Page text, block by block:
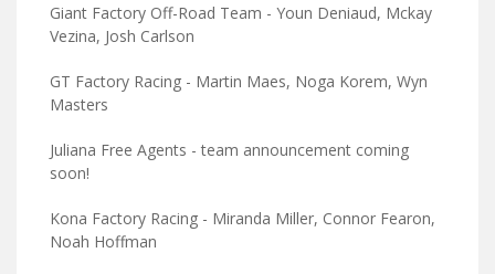
Giant Factory Off-Road Team - Youn Deniaud, Mckay
Vezina, Josh Carlson
GT Factory Racing - Martin Maes, Noga Korem, Wyn
Masters
Juliana Free Agents - team announcement coming
soon!
Kona Factory Racing - Miranda Miller, Connor Fearon,
Noah Hoffman